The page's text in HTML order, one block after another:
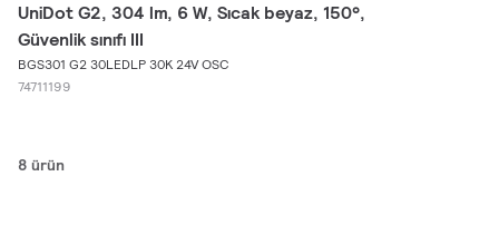
UniDot G2, 304 lm, 6 W, Sıcak beyaz, 150°,
Güvenlik sınıfı III
BGS301 G2 30LEDLP 30K 24V OSC
74711199
8 ürün